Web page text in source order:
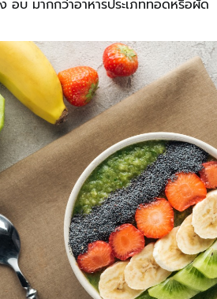
อบ มากกว่าอาหารประเภททอดหรือผัด